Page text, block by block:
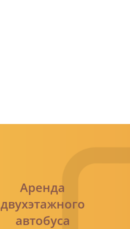
Аренда
двухэтажного
автобуса